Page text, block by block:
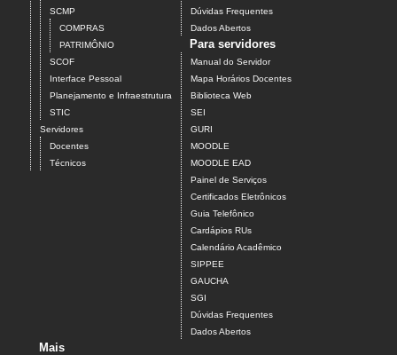
SCMP
COMPRAS
PATRIMÔNIO
SCOF
Interface Pessoal
Planejamento e Infraestrutura
STIC
Servidores
Docentes
Técnicos
Dúvidas Frequentes
Dados Abertos
Para servidores
Manual do Servidor
Mapa Horários Docentes
Biblioteca Web
SEI
GURI
MOODLE
MOODLE EAD
Painel de Serviços
Certificados Eletrônicos
Guia Telefônico
Cardápios RUs
Calendário Acadêmico
SIPPEE
GAUCHA
SGI
Dúvidas Frequentes
Dados Abertos
Mais